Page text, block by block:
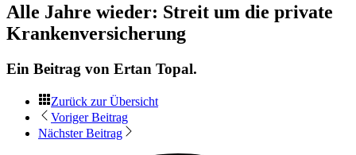
Alle Jahre wieder: Streit um die private
Krankenversicherung
Ein Beitrag von Ertan Topal.
Zurück zur Übersicht
Voriger Beitrag
Nächster Beitrag